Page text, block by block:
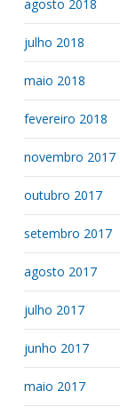
agosto 2018
julho 2018
maio 2018
fevereiro 2018
novembro 2017
outubro 2017
setembro 2017
agosto 2017
julho 2017
junho 2017
maio 2017